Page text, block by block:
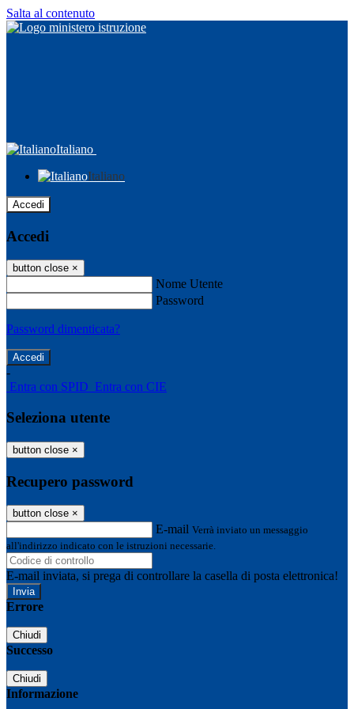
Salta al contenuto
Italiano
Italiano
Accedi
Accedi
button close ×
Nome Utente
Password
Password dimenticata?
-
Entra con SPID Entra con CIE
Seleziona utente
button close ×
Recupero password
button close ×
E-mail Verrà inviato un messaggio
all'indirizzo indicato con le istruzioni necessarie.
E-mail inviata, si prega di controllare la casella di posta elettronica!
Errore
Chiudi
Successo
Chiudi
Informazione